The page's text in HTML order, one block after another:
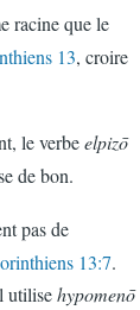
racine que le
13, croire
le verbeelpizō
de bon.
pas de
13:7.
utilisehypomenō